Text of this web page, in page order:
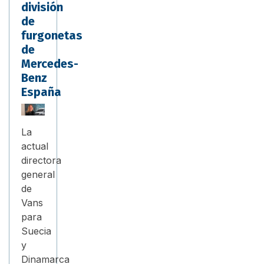
división
de
furgonetas
de
Mercedes-
Benz
España
La
actual
directora
general
de
Vans
para
Suecia
y
Dinamarca